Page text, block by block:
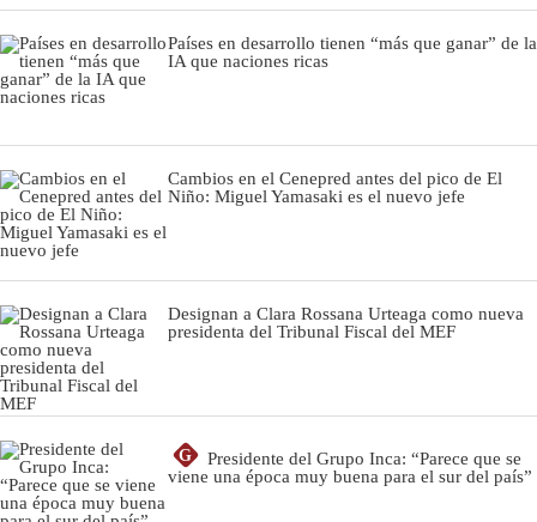
Países en desarrollo tienen “más que ganar” de la
IA que naciones ricas
Cambios en el Cenepred antes del pico de El
Niño: Miguel Yamasaki es el nuevo jefe
Designan a Clara Rossana Urteaga como nueva
presidenta del Tribunal Fiscal del MEF
G
Presidente del Grupo Inca: “Parece que se
viene una época muy buena para el sur del país”